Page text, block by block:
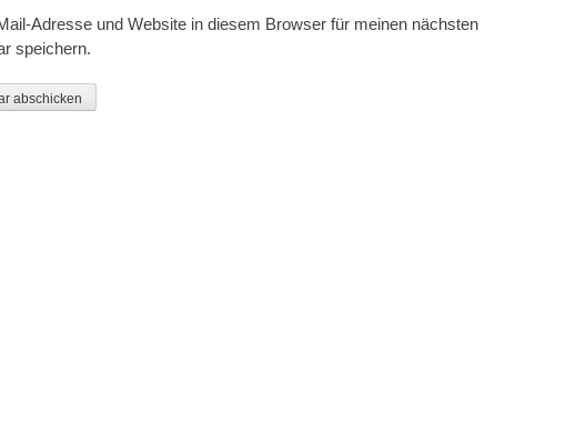
Adresse und Website in diesem Browser für meinen nächsten
speichern.